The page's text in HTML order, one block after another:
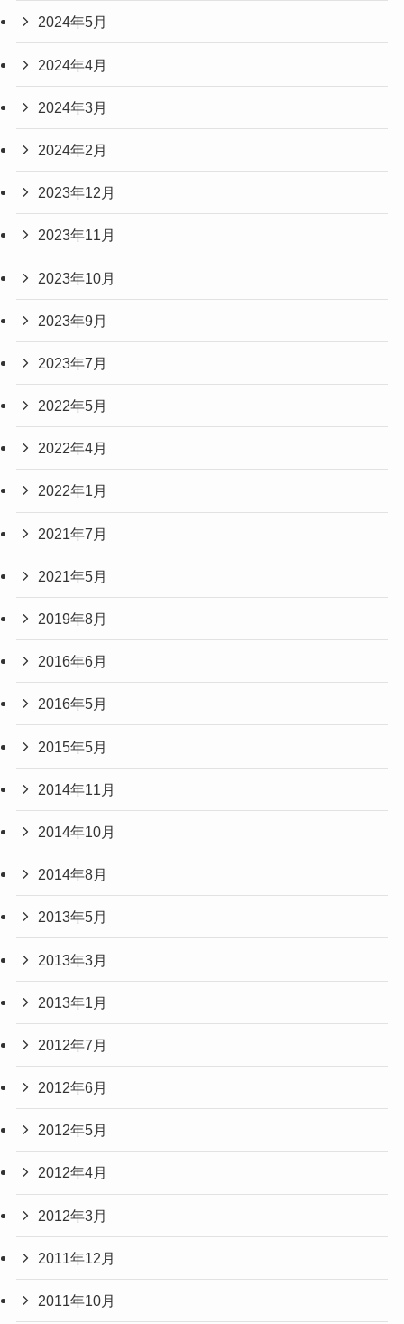
2024年5月
2024年4月
2024年3月
2024年2月
2023年12月
2023年11月
2023年10月
2023年9月
2023年7月
2022年5月
2022年4月
2022年1月
2021年7月
2021年5月
2019年8月
2016年6月
2016年5月
2015年5月
2014年11月
2014年10月
2014年8月
2013年5月
2013年3月
2013年1月
2012年7月
2012年6月
2012年5月
2012年4月
2012年3月
2011年12月
2011年10月